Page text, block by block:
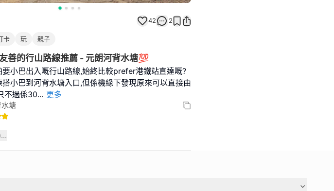
42 2
卡 玩 親子
善的行山路線推薦 - 元朗河背水塘💯
要小巴出入嘅行山路線,始終比較prefer港鐵站直達嘅?
小巴到河背水塘入口,但係機緣下發現原來可以直接由
不過係30... 更多
塘